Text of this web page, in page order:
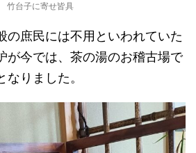
竹台子に寄せ皆具
の庶民には不用といわれていた
が今では、茶の湯のお稽古場で
りました。